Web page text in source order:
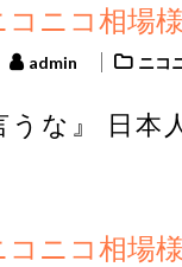
ニコ相場様
admin ニコ
うな』 日
ニコ相場